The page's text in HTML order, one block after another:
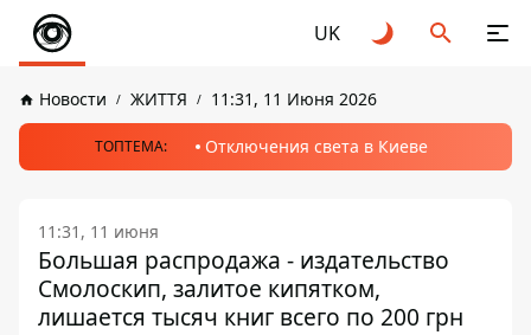
UK
Новости ЖИТТЯ 11:31, 11 Июня 2026
ТОПТЕМА: Отключения света в Киеве
11:31, 11 июня
Большая распродажа - издательство
Смолоскип, залитое кипятком,
лишается тысяч книг всего по 200 грн